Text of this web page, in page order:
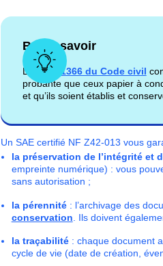
Bon à savoir
L’ article 1366 du Code civil
probante que ceux papier à
et qu’ils soient établis et
Un SAE certifié NF Z42-013 vous
la préservation de l’intégrité et
empreinte numérique) : vous
sans autorisation ;
la pérennité: l’archivage des
conservation . Ils doivent
la traçabilité: chaque document
cycle de vie (date de création,